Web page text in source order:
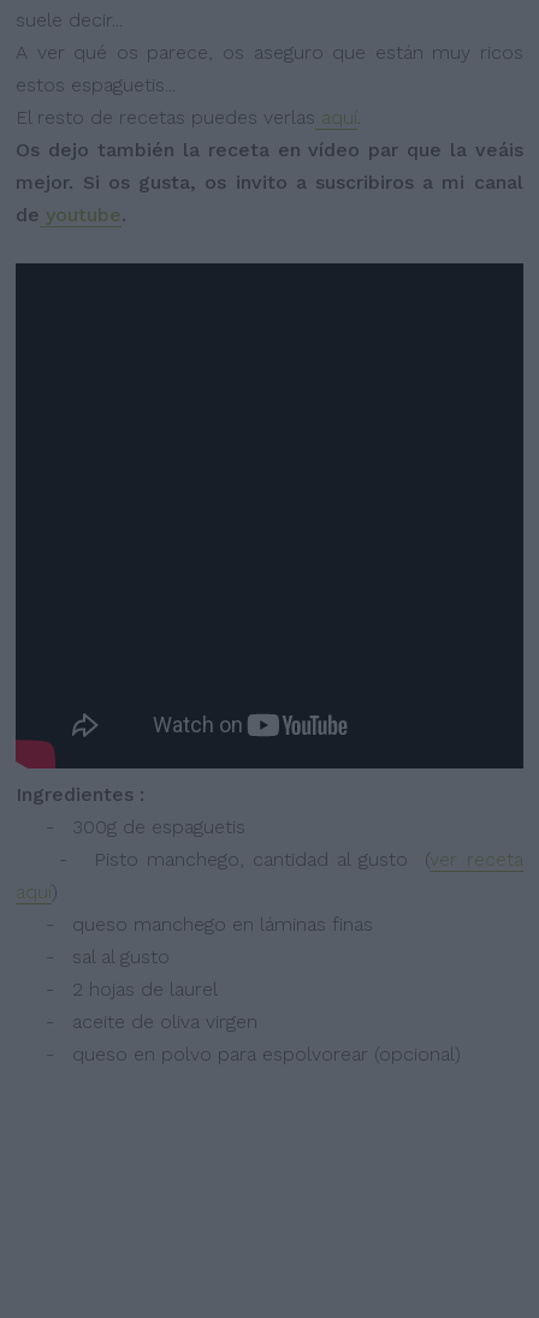
suele decir...
A ver qué os parece, os aseguro que están muy ricos
estos espaguetis...
El resto de recetas puedes verlas aquí
Os dejo también la receta en vídeo par que la veáis
mejor. Si os gusta, os invito a suscribiros a mi canal
de youtube.
Ingredientes :
- 300g de espaguetis
- Pisto manchego, cantidad al gusto (ver receta
aquí)
- queso manchego en láminas finas
- sal al gusto
- 2 hojas de laurel
- aceite de oliva virgen
- queso en polvo para espolvorear (opcional)